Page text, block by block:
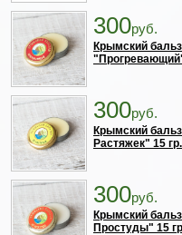
300руб.
Крымский
300руб.
Крымский
Растяжек" 15 гр.
300руб.
Крымский
Простуды" 15